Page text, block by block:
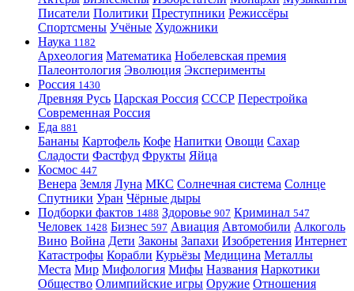
Писатели Политики Преступники Режиссёры
Спортсмены Учёные Художники
Наука 1182
Археология Математика Нобелевская премия
Палеонтология Эволюция Эксперименты
Россия 1430
Древняя Русь Царская Россия СССР Перестройка
Современная Россия
Еда 881
Бананы Картофель Кофе Напитки Овощи Сахар
Сладости Фастфуд Фрукты Яйца
Космос 447
Венера Земля Луна МКС Солнечная система Солнце
Спутники Уран Чёрные дыры
Подборки фактов 1488 Здоровье 907 Криминал 547
Человек 1428 Бизнес 597 Авиация Автомобили Алкоголь
Вино Война Дети Законы Запахи Изобретения Интернет
Катастрофы Корабли Курьёзы Медицина Металлы
Места Мир Мифология Мифы Названия Наркотики
Общество Олимпийские игры Оружие Отношения